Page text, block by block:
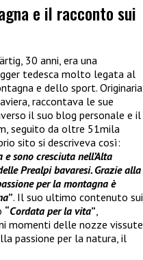
e il racconto sui
30 anni, era una
tedesca molto legata al
e dello sport. Originaria
raccontava le sue
il suo blog personale e il
seguito da oltre 51mila
sito si descriveva così:
e sono cresciuta nell’Alta
Prealpi bavaresi. Grazie alla
per la montagna è
”. Il suo ultimo contenuto sui
“Cordata per la vita”,
momenti delle nozze vissute
passione per la natura, il